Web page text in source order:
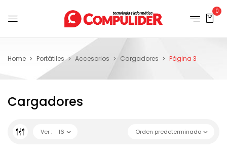
0
Home Portátiles Accesorios Cargadores Página 3
Cargadores
Orden predeterminado
Ver : 16